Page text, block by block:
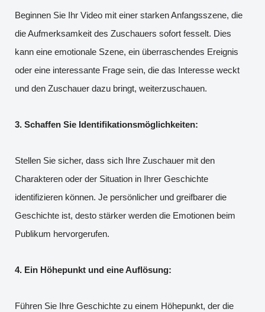
Beginnen Sie Ihr Video mit einer starken Anfangsszene, die
die Aufmerksamkeit des Zuschauers sofort fesselt. Dies
kann eine emotionale Szene, ein überraschendes Ereignis
oder eine interessante Frage sein, die das Interesse weckt
und den Zuschauer dazu bringt, weiterzuschauen.
3. Schaffen Sie Identifikationsmöglichkeiten:
Stellen Sie sicher, dass sich Ihre Zuschauer mit den
Charakteren oder der Situation in Ihrer Geschichte
identifizieren können. Je persönlicher und greifbarer die
Geschichte ist, desto stärker werden die Emotionen beim
Publikum hervorgerufen.
4. Ein Höhepunkt und eine Auflösung:
Führen Sie Ihre Geschichte zu einem Höhepunkt, der die